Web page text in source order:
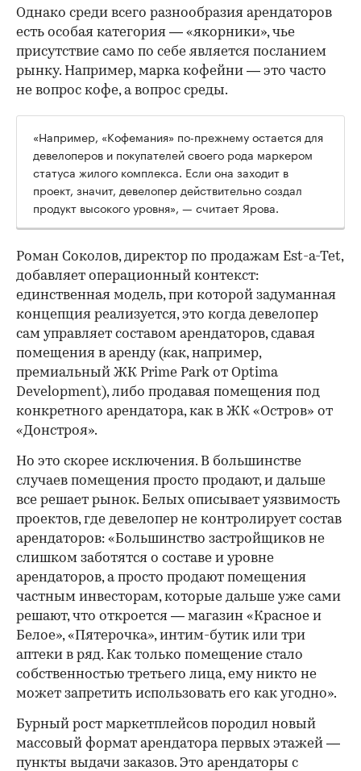
Однако среди всего разнообразия арендаторов
есть особая категория — «якорники», чье
присутствие само по себе является посланием
рынку. Например, марка кофейни — это часто
не вопрос кофе, а вопрос среды.
«Например, «Кофемания» по-прежнему остается для
девелоперов и покупателей своего рода маркером
статуса жилого комплекса. Если она заходит в
проект, значит, девелопер действительно создал
продукт высокого уровня», — считает Ярова.
Роман Соколов, директор по продажам Est-a-Tet,
добавляет операционный контекст:
единственная модель, при которой задуманная
концепция реализуется, это когда девелопер
сам управляет составом арендаторов, сдавая
помещения в аренду (как, например,
премиальный ЖК Prime Park от Optima
Development), либо продавая помещения под
конкретного арендатора, как в ЖК «Остров» от
«Донстроя».
Но это скорее исключения. В большинстве
случаев помещения просто продают, и дальше
все решает рынок. Белых описывает уязвимость
проектов, где девелопер не контролирует состав
арендаторов: «Большинство застройщиков не
слишком заботятся о составе и уровне
арендаторов, а просто продают помещения
частным инвесторам, которые дальше уже сами
решают, что откроется — магазин «Красное и
Белое», «Пятерочка», интим-бутик или три
аптеки в ряд. Как только помещение стало
собственностью третьего лица, ему никто не
может запретить использовать его как угодно».
Бурный рост маркетплейсов породил новый
массовый формат арендатора первых этажей —
пункты выдачи заказов. Это арендаторы с